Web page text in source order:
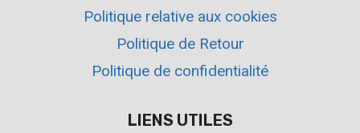
Politique relative aux cookies
Politique de Retour
Politique de confidentialité
LIENS UTILES